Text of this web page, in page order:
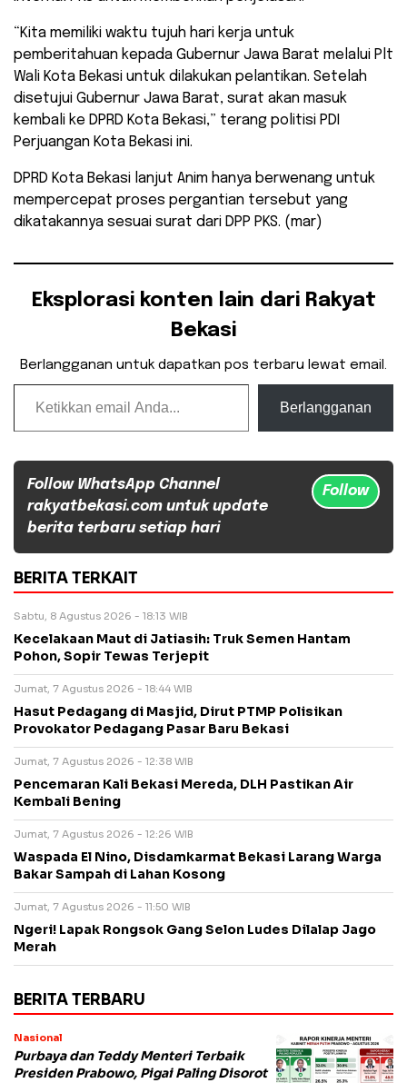
“Kita memiliki waktu tujuh hari kerja untuk
pemberitahuan kepada Gubernur Jawa Barat melalui Plt
Wali Kota Bekasi untuk dilakukan pelantikan. Setelah
disetujui Gubernur Jawa Barat, surat akan masuk
kembali ke DPRD Kota Bekasi,” terang politisi PDI
Perjuangan Kota Bekasi ini.
DPRD Kota Bekasi lanjut Anim hanya berwenang untuk
mempercepat proses pergantian tersebut yang
dikatakannya sesuai surat dari DPP PKS. (mar)
Eksplorasi konten lain dari Rakyat
Bekasi
Berlangganan untuk dapatkan pos terbaru lewat email.
Ketikkan email Anda...
Berlangganan
Follow WhatsApp Channel
rakyatbekasi.com untuk update
berita terbaru setiap hari
Follow
BERITA TERKAIT
Sabtu, 8 Agustus 2026 - 18:13 WIB
Kecelakaan Maut di Jatiasih: Truk Semen Hantam
Pohon, Sopir Tewas Terjepit
Jumat, 7 Agustus 2026 - 18:44 WIB
Hasut Pedagang di Masjid, Dirut PTMP Polisikan
Provokator Pedagang Pasar Baru Bekasi
Jumat, 7 Agustus 2026 - 12:38 WIB
Pencemaran Kali Bekasi Mereda, DLH Pastikan Air
Kembali Bening
Jumat, 7 Agustus 2026 - 12:26 WIB
Waspada El Nino, Disdamkarmat Bekasi Larang Warga
Bakar Sampah di Lahan Kosong
Jumat, 7 Agustus 2026 - 11:50 WIB
Ngeri! Lapak Rongsok Gang Selon Ludes Dilalap Jago
Merah
BERITA TERBARU
Nasional
Purbaya dan Teddy Menteri Terbaik
Presiden Prabowo, Pigai Paling Disorot